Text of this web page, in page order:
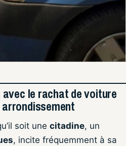
le rachat de voiture
arrondissement
soit une citadine, un
, incite fréquemment à sa